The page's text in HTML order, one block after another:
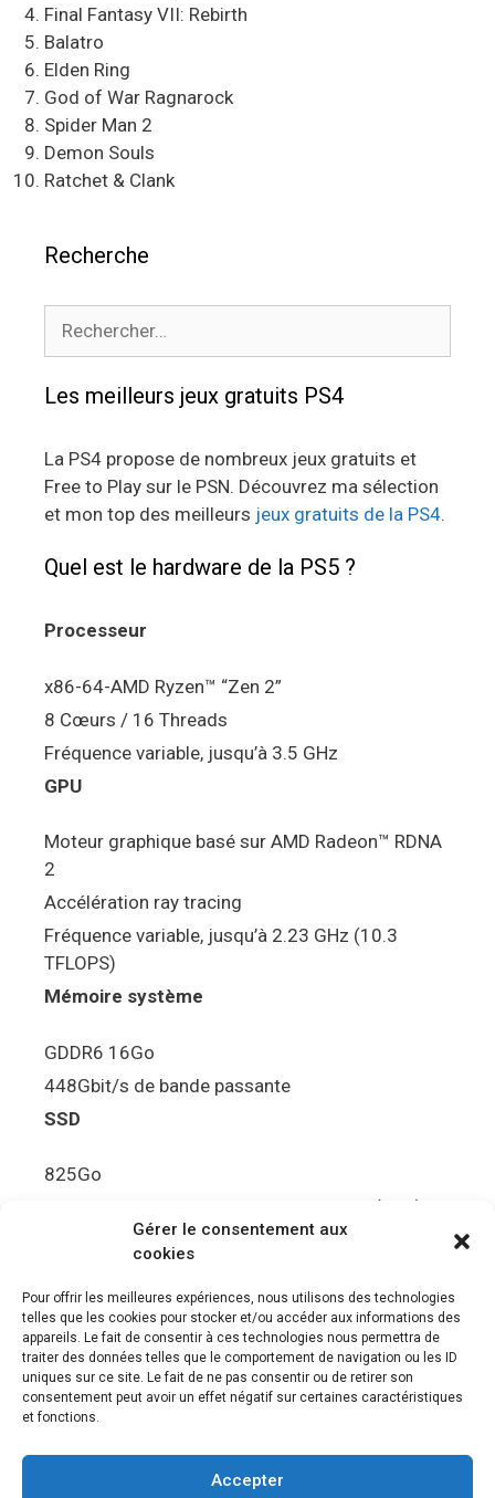
Gérer le consentement aux
cookies
Pour offrir les meilleures expériences, nous utilisons des technologies
telles que les cookies pour stocker et/ou accéder aux informations des
appareils. Le fait de consentir à ces technologies nous permettra de
traiter des données telles que le comportement de navigation ou les ID
uniques sur ce site. Le fait de ne pas consentir ou de retirer son
consentement peut avoir un effet négatif sur certaines caractéristiques
et fonctions.
Accepter
Final Fantasy VII: Rebirth
Balatro
Elden Ring
God of War Ragnarock
Spider Man 2
Demon Souls
Ratchet & Clank
Recherche
Les meilleurs jeux gratuits PS4
La PS4 propose de nombreux jeux gratuits et
Free to Play sur le PSN. Découvrez ma sélection
et mon top des meilleurs jeux gratuits de la PS4.
Quel est le hardware de la PS5 ?
Processeur
x86-64-AMD Ryzen™ “Zen 2”
8 Cœurs / 16 Threads
Fréquence variable, jusqu’à 3.5 GHz
GPU
Moteur graphique basé sur AMD Radeon™ RDNA
2
Accélération ray tracing
Fréquence variable, jusqu’à 2.23 GHz (10.3
TFLOPS)
Mémoire système
GDDR6 16Go
448Gbit/s de bande passante
SSD
825Go
5.5Gbit/s de bande passante en lecture (Brut)
Disque de jeu PS5
Ultra HD Blu-ray™, jusqu’à 100Go/disque
Sortie vidéo
Compatibilité avec les téléviseurs 4K 120Hz et
8K, VRR (spécification HDMI v. 2.1)